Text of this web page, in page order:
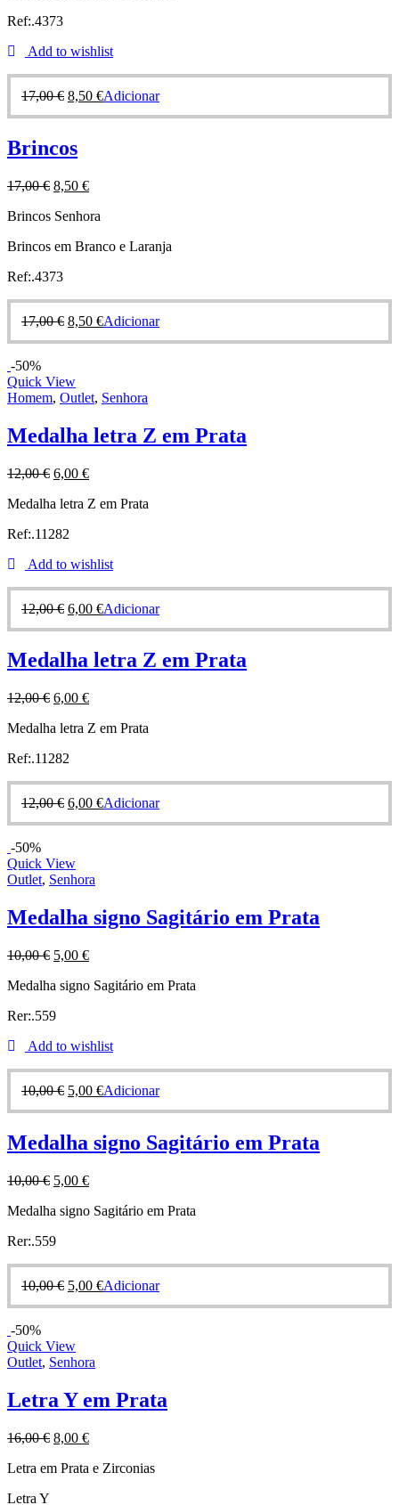
Ref:.4373
Add to wishlist
17,00€ 8,50 €Adicionar
Brincos
17,00€ 8,50 €
Brincos Senhora
Brincos em Branco e Laranja
Ref:.4373
17,00€ 8,50 €Adicionar
-50%
Quick View
Homem, Outlet, Senhora
Medalha letra Z em Prata
12,00€ 6,00 €
Medalha letra Z em Prata
Ref:.11282
Add to wishlist
12,00€ 6,00 €Adicionar
Medalha letra Z em Prata
12,00€ 6,00 €
Medalha letra Z em Prata
Ref:.11282
12,00€ 6,00 €Adicionar
-50%
Quick View
Outlet, Senhora
Medalha signo Sagitário em Prata
10,00€ 5,00 €
Medalha signo Sagitário em Prata
Rer:.559
Add to wishlist
10,00€ 5,00 €Adicionar
Medalha signo Sagitário em Prata
10,00€ 5,00 €
Medalha signo Sagitário em Prata
Rer:.559
10,00€ 5,00 €Adicionar
-50%
Quick View
Outlet, Senhora
Letra Y em Prata
16,00€ 8,00 €
Letra em Prata e Zirconias
Letra Y